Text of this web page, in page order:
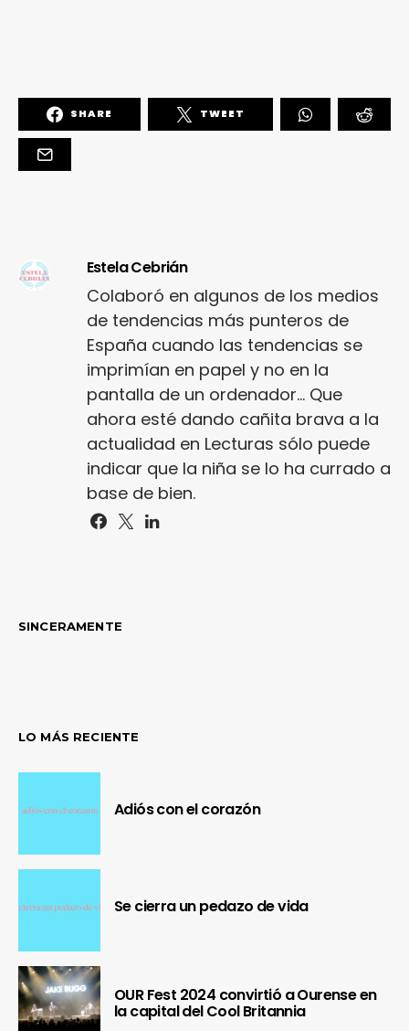
SHARE TWEET
Estela Cebrián
Colaboró en algunos de los medios
de tendencias más punteros de
España cuando las tendencias se
imprimían en papel y no en la
pantalla de un ordenador... Que
ahora esté dando cañita brava a la
actualidad en Lecturas sólo puede
indicar que la niña se lo ha currado a
base de bien.
SINCERAMENTE
LO MÁS RECIENTE
Adiós con el corazón
Se cierra un pedazo de vida
OUR Fest 2024 convirtió a Ourense en
la capital del Cool Britannia